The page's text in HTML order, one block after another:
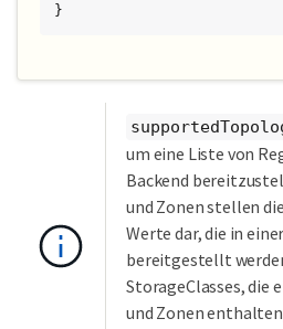
}
um eine Liste von
Backend
und Zonen stellen
Werte dar, die in
bereitgestellt
StorageClasses, die
und Zonen